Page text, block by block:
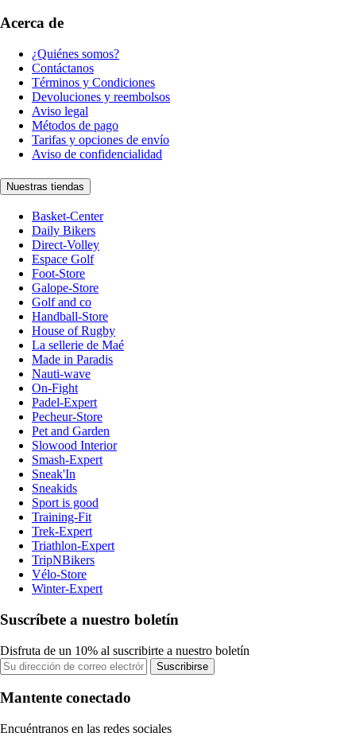
Acerca de
¿Quiénes somos?
Contáctanos
Términos y Condiciones
Devoluciones y reembolsos
Aviso legal
Métodos de pago
Tarifas y opciones de envío
Aviso de confidencialidad
Nuestras tiendas
Basket-Center
Daily Bikers
Direct-Volley
Espace Golf
Foot-Store
Galope-Store
Golf and co
Handball-Store
House of Rugby
La sellerie de Maé
Made in Paradis
Nauti-wave
On-Fight
Padel-Expert
Pecheur-Store
Pet and Garden
Slowood Interior
Smash-Expert
Sneak'In
Sneakids
Sport is good
Training-Fit
Trek-Expert
Triathlon-Expert
TripNBikers
Vélo-Store
Winter-Expert
Suscríbete a nuestro boletín
Disfruta de un 10% al suscribirte a nuestro boletín
Suscribirse
Mantente conectado
Encuéntranos en las redes sociales